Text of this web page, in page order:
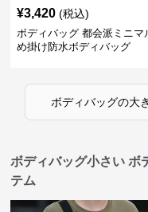
¥3,420 (税込)
ボディバッグ 都会派ミニマ
め掛け防水ボディバッグ
ボディバッグの大
ボディバッグ小さい ボ
テム